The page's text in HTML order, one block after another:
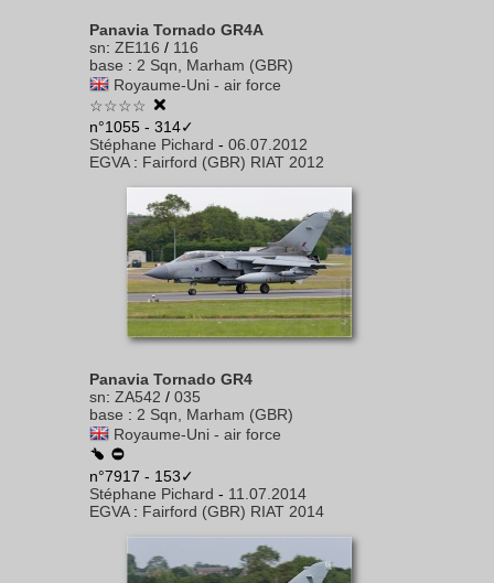
Panavia Tornado GR4A
sn: ZE116 / 116
base : 2 Sqn, Marham (GBR)
Royaume-Uni - air force
☆☆☆☆
n°1055 - 314✓
Stéphane Pichard - 06.07.2012
EGVA: Fairford (GBR) RIAT 2012
Panavia Tornado GR4
sn: ZA542 / 035
base : 2 Sqn, Marham (GBR)
Royaume-Uni - air force
n°7917 - 153✓
Stéphane Pichard - 11.07.2014
EGVA: Fairford (GBR) RIAT 2014